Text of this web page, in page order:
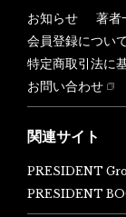
お知らせ 著者
会員登録につい
特定商取引法に
お問い合わせ
関連サイト
PRESIDENT
PRESIDENT